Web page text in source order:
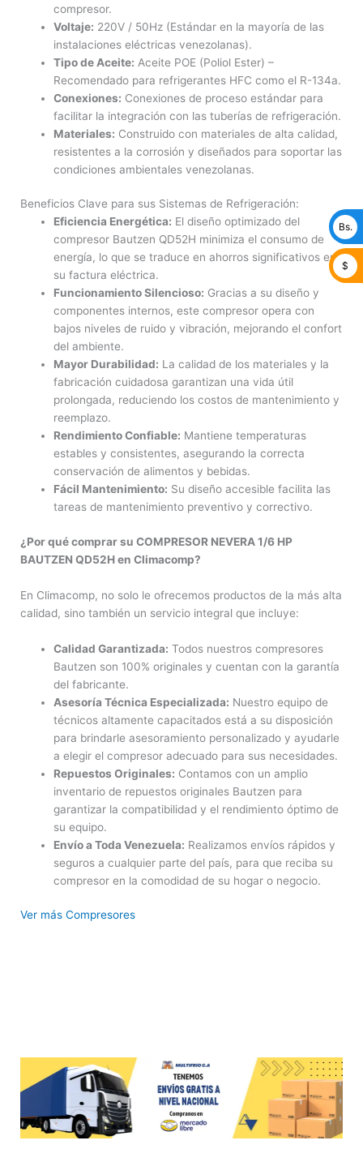
compresor.
Voltaje: 220V / 50Hz (Estándar en la mayoría de las
instalaciones eléctricas venezolanas).
Tipo de Aceite: Aceite POE (Poliol Ester) –
Recomendado para refrigerantes HFC como el R-134a.
Conexiones: Conexiones de proceso estándar para
facilitar la integración con las tuberías de refrigeración.
Materiales: Construido con materiales de alta calidad,
resistentes a la corrosión y diseñados para soportar las
condiciones ambientales venezolanas.
Beneficios Clave para sus Sistemas de Refrigeración:
Eficiencia Energética: El diseño optimizado del
compresor Bautzen QD52H minimiza el consumo de
energía, lo que se traduce en ahorros significativos en
su factura eléctrica.
Funcionamiento Silencioso: Gracias a su diseño y
componentes internos, este compresor opera con
bajos niveles de ruido y vibración, mejorando el confort
del ambiente.
Mayor Durabilidad: La calidad de los materiales y la
fabricación cuidadosa garantizan una vida útil
prolongada, reduciendo los costos de mantenimiento y
reemplazo.
Rendimiento Confiable: Mantiene temperaturas
estables y consistentes, asegurando la correcta
conservación de alimentos y bebidas.
Fácil Mantenimiento: Su diseño accesible facilita las
tareas de mantenimiento preventivo y correctivo.
¿Por qué comprar su COMPRESOR NEVERA 1/6 HP
BAUTZEN QD52H en Climacomp?
En Climacomp, no solo le ofrecemos productos de la más alta
calidad, sino también un servicio integral que incluye:
Calidad Garantizada: Todos nuestros compresores
Bautzen son 100% originales y cuentan con la garantía
del fabricante.
Asesoría Técnica Especializada: Nuestro equipo de
técnicos altamente capacitados está a su disposición
para brindarle asesoramiento personalizado y ayudarle
a elegir el compresor adecuado para sus necesidades.
Repuestos Originales: Contamos con un amplio
inventario de repuestos originales Bautzen para
garantizar la compatibilidad y el rendimiento óptimo de
su equipo.
Envío a Toda Venezuela: Realizamos envíos rápidos y
seguros a cualquier parte del país, para que reciba su
compresor en la comodidad de su hogar o negocio.
Ver más Compresores
Bs.
$